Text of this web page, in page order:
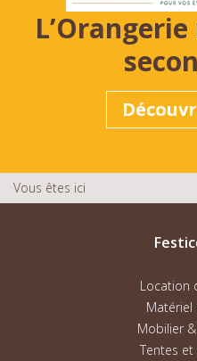
Vous êtes ici
Location
Matériel
Mobilier
Tentes